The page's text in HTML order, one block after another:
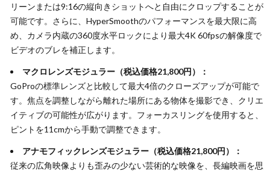
リーンまたは9:16の縦向きショットへと自由にクロップすることが
可能です。さらに、HyperSmoothのパフォーマンスを最大限に高
め、カメラ内蔵の360度水平ロックにより最大4K 60fpsの解像度で
ビデオのブレを補正します。
マクロレンズモジュラー（税込価格21,800円）：
GoProの標準レンズと比較して最大4倍のクローズアップが可能で
す。焦点を調整しながら離れた場所にある物体を撮影でき、クリエ
イティブの可能性が広がります。フォーカスリングを使用すると、
ピントを11cmから手動で調整できます。
アナモフィックレンズモジュラー（税込価格21,800円）：
従来の広角映像よりも歪みの少ない芸術的な映像を、長編映画を思